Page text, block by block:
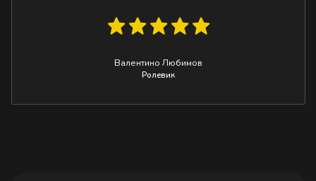
Валентино Любимов
Ролевик